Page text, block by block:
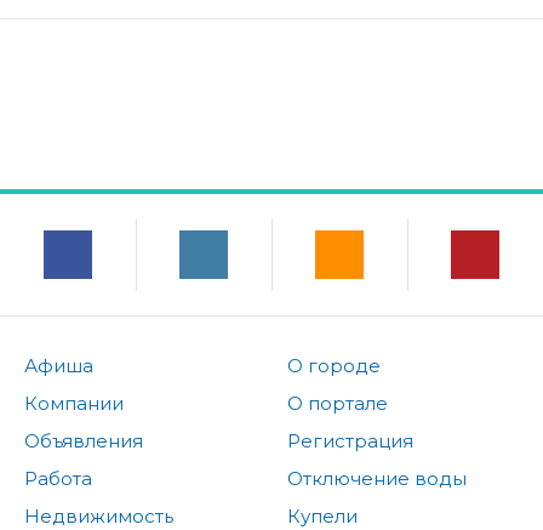
Афиша
Компании
Объявления
Работа
Недвижимость
О городе
О портале
Регистрация
Отключение воды
Купели